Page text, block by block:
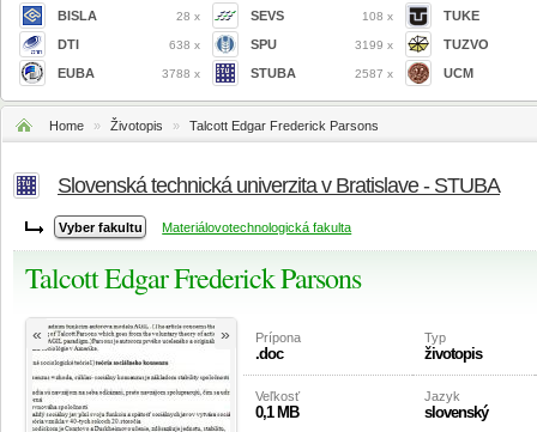
BISLA 28 x
DTI 638 x
EUBA 3788 x
SEVS 108 x
SPU 3199 x
STUBA 2587 x
TUKE
TUZVO
UCM
Home » Životopis » Talcott Edgar Frederick Parsons
Slovenská technická univerzita v Bratislave - STUBA
Materiálovotechnologická fakulta
Talcott Edgar Frederick Parsons
« » Prípona
.doc
Typ
životopis
Veľkosť
0,1 MB
Jazyk
slovenský